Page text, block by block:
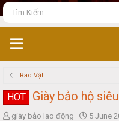
Rao Vặt
HOT Giày bảo hộ
T
giày bảo lao động
S
5 June